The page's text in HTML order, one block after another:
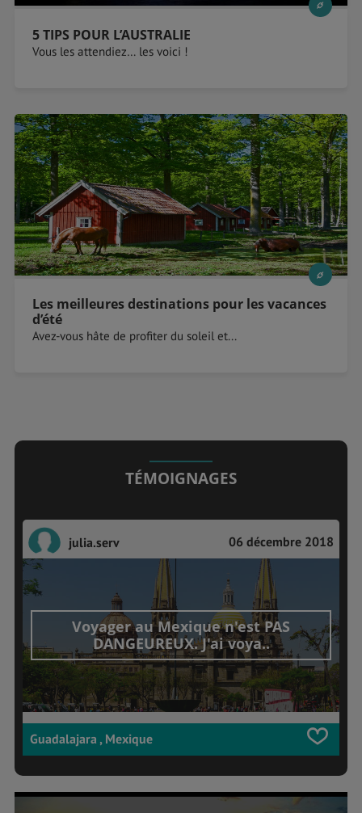
5 TIPS POUR L’AUSTRALIE
Vous les attendiez… les voici !
Les meilleures destinations pour les vacances
d’été
Avez-vous hâte de profiter du soleil et...
TÉMOIGNAGES
julia.serv 06 décembre 2018
Voyager au Mexique n'est PAS
DANGEUREUX. J'ai voya..
Guadalajara , Mexique